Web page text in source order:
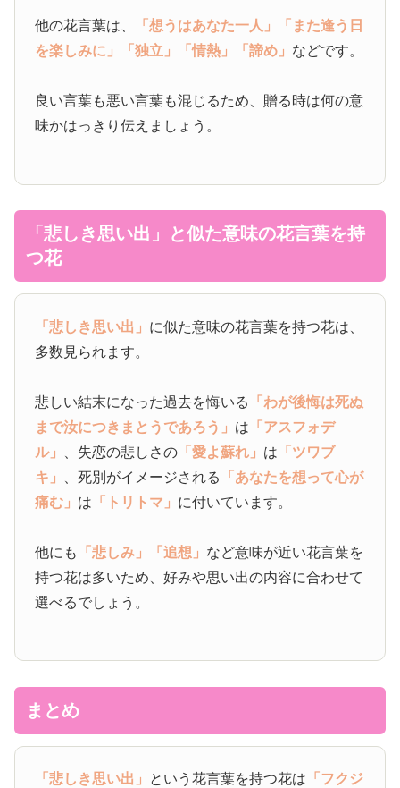
他の花言葉は、 「想うはあなた一人」
「また逢う日
を楽しみに」
「独立」 「情熱」 「諦め」 などです。
良い言葉も悪い言葉も混じるため、贈る時は何の意
味かはっきり伝えましょう。
「悲しき思い出」と似た意味の花言葉を持
つ花
「悲しき思い出」 に似た意味の花言葉を持つ花は、
多数見られます。
悲しい結末になった過去を悔いる
「わが後悔は死ぬ
まで汝につきまとうであろう」 は 「アスフォデ
ル」
、失恋の悲しさの 「愛よ蘇れ」 は 「ツワブ
キ」
、死別がイメージされる
「あなたを想って心が
痛む」 は 「トリトマ」 に付いています。
他にも 「悲しみ」 「追想」 など意味が近い花言葉を
持つ花は多いため、好みや思い出の内容に合わせて
選べるでしょう。
まとめ
「悲しき思い出」 という花言葉を持つ花は 「フクジ